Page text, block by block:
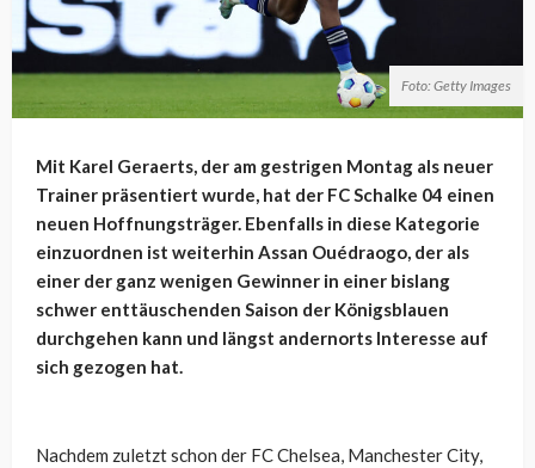
Foto: Getty Images
Mit Karel Geraerts, der am gestrigen Montag als neuer
Trainer präsentiert wurde, hat der FC Schalke 04 einen
neuen Hoffnungsträger. Ebenfalls in diese Kategorie
einzuordnen ist weiterhin Assan Ouédraogo, der als
einer der ganz wenigen Gewinner in einer bislang
schwer enttäuschenden Saison der Königsblauen
durchgehen kann und längst andernorts Interesse auf
sich gezogen hat.
Nachdem zuletzt schon der FC Chelsea, Manchester City,